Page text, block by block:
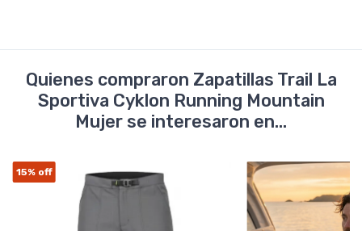
Quienes compraron Zapatillas Trail La
Sportiva Cyklon Running Mountain
Mujer se interesaron en...
15% off